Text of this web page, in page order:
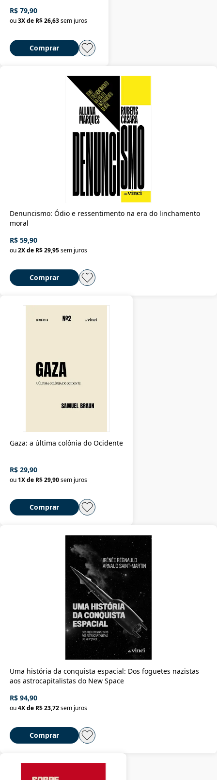
R$ 79,90
ou3X de R$ 26,63sem juros
Comprar
Denuncismo: Ódio e ressentimento na era do linchamento
moral
R$ 59,90
ou2X de R$ 29,95sem juros
Comprar
Gaza: a última colônia do Ocidente
R$ 29,90
ou1X de R$ 29,90sem juros
Comprar
Uma história da conquista espacial: Dos foguetes nazistas
aos astrocapitalistas do New Space
R$ 94,90
ou4X de R$ 23,72sem juros
Comprar